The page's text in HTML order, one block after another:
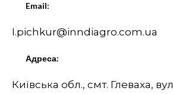
Email:
I.pichkur@inndiagro.com.ua
Адреса:
Київська обл., смт. Глеваха, вул